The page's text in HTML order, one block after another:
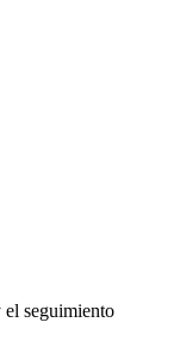
el seguimiento